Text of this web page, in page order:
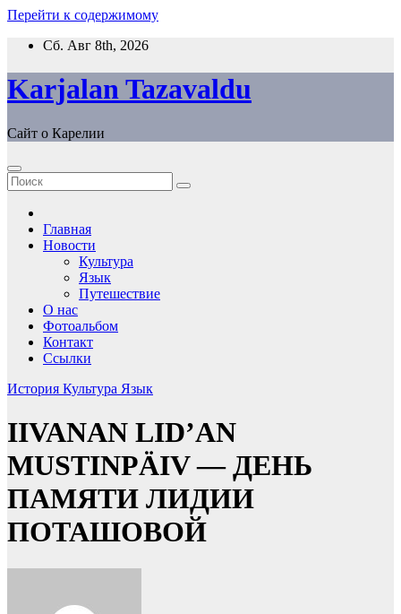
Перейти к содержимому
Сб. Авг 8th, 2026
Karjalan Tazavaldu
Сайт о Карелии
Главная
Новости
Культура
Язык
Путешествие
О нас
Фотоальбом
Контакт
Ссылки
История Культура Язык
IIVANAN LID’AN
MUSTINPÄIV — ДЕНЬ
ПАМЯТИ ЛИДИИ
ПОТАШОВОЙ